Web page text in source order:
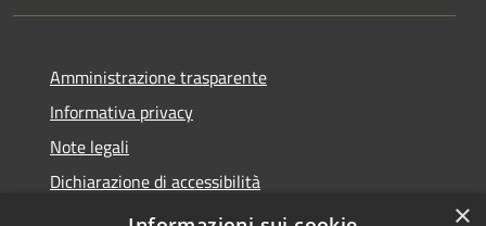
Amministrazione trasparente
Informativa privacy
Note legali
Dichiarazione di accessibilità
Moduli Privacy Amministrazione trasparente
×